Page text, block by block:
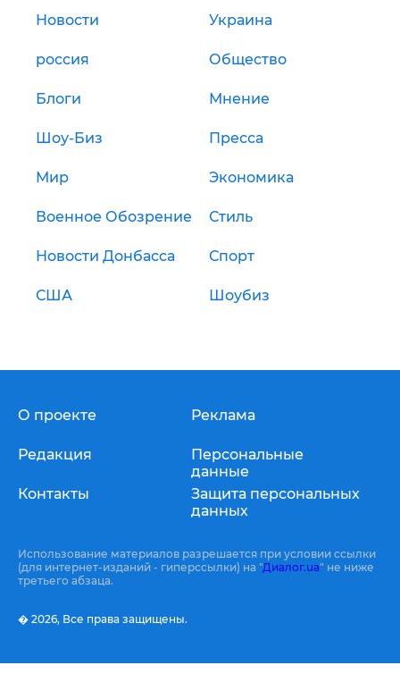
Новости Украина
россия Общество
Блоги Мнение
Шоу-Биз Пресса
Мир Экономика
Военное Обозрение Стиль
Новости Донбасса Спорт
США Шоубиз
О проекте
Редакция
Контакты
Реклама
Персональные
данные
Защита персональных
данных
Использование материалов разрешается при условии ссылки
(для интернет-изданий - гиперссылки) на "Диалог.ua" не ниже
третьего абзаца.
� 2026, Все права защищены.